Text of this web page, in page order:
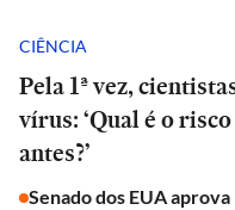
CIÊNCIA
Pela 1ª vez,
vírus: ‘Qual é o
antes?’
Senado dos EUA